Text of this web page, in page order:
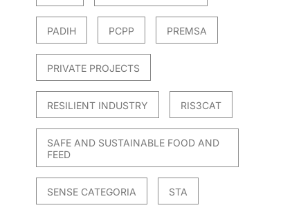
PADIH PCPP PREMSA
PRIVATE PROJECTS
RESILIENT INDUSTRY RIS3CAT
SAFE AND SUSTAINABLE FOOD AND
FEED
SENSE CATEGORIA STA